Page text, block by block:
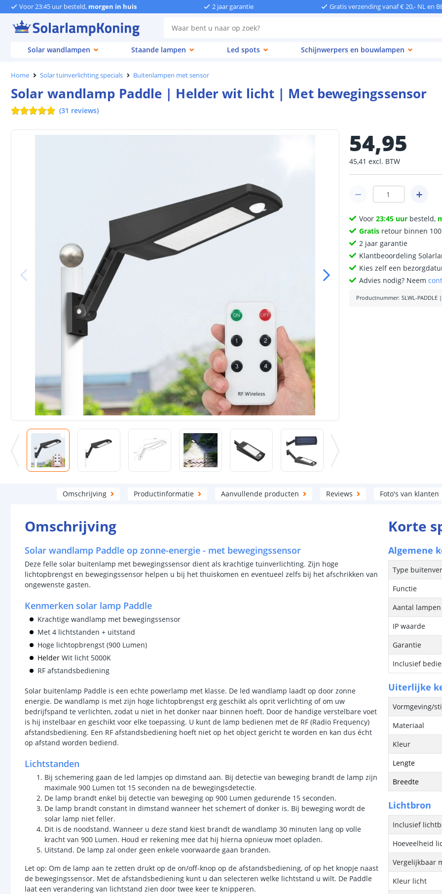
Voor 23:45 uur besteld, morgen in huis 2 jaar garantie Gratis verzending vanaf € 20,- NL en
Solar wandlampen Staande lampen Led spots Schijnwerpers en bouwlampen
Home Solar tuinverlichting specials Buitenlampen met sensor
Solar wandlamp Paddle | Helder wit licht | Met bewegingssensor
(31 reviews)
54,95
45,41 excl. BTW
Voor23:45 uur besteld,
Gratis retour binnen
2 jaar garantie
Klantbeoordeling
Kies zelf een
Advies nodig? Neem
Productnummer: SLWL-PADDLE
Omschrijving Productinformatie Aanvullende producten Reviews Foto's van klanten
Omschrijving
Solar wandlamp Paddle op zonne-energie - met bewegingssensor
Deze felle solar buitenlamp met bewegingssensor dient als krachtige tuinverlichting. Zijn hoge
lichtopbrengst en bewegingssensor helpen u bij het thuiskomen en eventueel zelfs bij het afschrikken van
ongewenste gasten.
Kenmerken solar lamp Paddle
Krachtige wandlamp met bewegingssensor
Met 4 lichtstanden + uitstand
Hoge lichtopbrengst (900 Lumen)
Helder Wit licht 5000K
RF afstandsbediening
Solar buitenlamp Paddle is een echte powerlamp met klasse. De led wandlamp laadt op door zonne
energie. De wandlamp is met zijn hoge lichtopbrengst erg geschikt als oprit verlichting of om uw
bedrijfspand te verlichten, zodat u niet in het donker naar binnen hoeft. Door de handige verstelbare voet
is hij instelbaar en geschikt voor elke toepassing. U kunt de lamp bedienen met de RF (Radio Frequency)
afstandsbediening. Een RF afstandsbediening hoeft niet op het object gericht te worden en kan dus écht
op afstand worden bediend.
Lichtstanden
Bij schemering gaan de led lampjes op dimstand aan. Bij detectie van beweging brandt de lamp zijn
maximale 900 Lumen tot 15 seconden na de bewegingsdetectie.
De lamp brandt enkel bij detectie van beweging op 900 Lumen gedurende 15 seconden.
De lamp brandt constant in dimstand wanneer het schemert of donker is. Bij beweging wordt de
solar lamp niet feller.
Dit is de noodstand. Wanneer u deze stand kiest brandt de wandlamp 30 minuten lang op volle
kracht van 900 Lumen. Houd er rekening mee dat hij hierna opnieuw moet opladen.
Uitstand. De lamp zal onder geen enkele voorwaarde gaan branden.
Let op: Om de lamp aan te zetten drukt op de on/off-knop op de afstandsbediening, of op het knopje naast
de bewegingssensor. Met de afstandsbediening kunt u dan selecteren welke lichtstand u wilt. De Paddle
laat een verandering van lichtstand zien door twee keer te knipperen.
Korte
Algemene
Type
Functie
Aantal
IP waarde
Garantie
Inclusief
Uiterlijke
Vormgeving/
Materiaal
Kleur
Lengte
Breedte
Lichtbron
Inclusief
Hoeveelheid
Vergelijkbaar
Kleur licht